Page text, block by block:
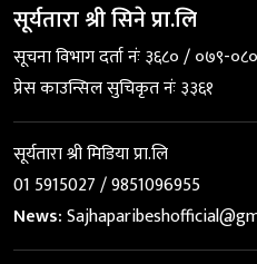
सूर्यतारा श्री सिने प्रा.लि
सूचना विभाग दर्ता नंः ३६८० / ०७९-०८०
प्रेस काउन्सिल सुचिकृत नंः ३३६१
सूर्यतारा श्री मिडिया प्रा.लि
01 5915027 / 9851096955
News: